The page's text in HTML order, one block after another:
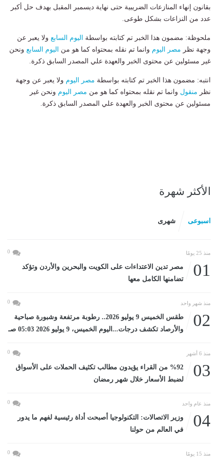
بقانون إنهاء المنازعات الضريبية حتى نهاية ديسمبر المقبل بهدف حل أكبر
عدد من النزاعات بشكل طوعى.
ملحوظة: مضمون هذا الخبر تم كتابته بواسطة اليوم السابع ولا يعبر عن
وجهة نظر مصر اليوم وانما تم نقله بمحتواه كما هو من اليوم السابع ونحن
غير مسئولين عن محتوى الخبر والعهدة علي المصدر السابق ذكرة.
انتبه: مضمون هذا الخبر تم كتابته بواسطة مصر اليوم ولا يعبر عن وجهة
نظر منقول وانما تم نقله بمحتواه كما هو من مصر اليوم ونحن غير
مسئولين عن محتوى الخبر والعهدة علي المصدر السابق ذكرة.
الأكثر شهرة
اسبوعى شهرى
منذ 25 يومًا 0
01
مصر تدين الاعتداءات على الكويت والبحرين والأردن وتؤكد
تضامنها الكامل معها
منذ شهر واحد 0
02
طقس الخميس 9 يوليو 2026.. رطوبة مرتفعة وشبورة صباحية
والأرصاد تكشف درجات...اليوم الخميس، 9 يوليو 2026 05:03 صـ
منذ 6 أشهر 0
03
%92 من القراء يؤيدون مطالب تكثيف الحملات على الأسواق
لضبط الأسعار خلال شهر رمضان
منذ عام واحد 0
04
وزير الاتصالات: التكنولوجيا أصبحت أداة رئيسية لفهم ما يدور
في العالم من حولنا
منذ 15 يومًا 0